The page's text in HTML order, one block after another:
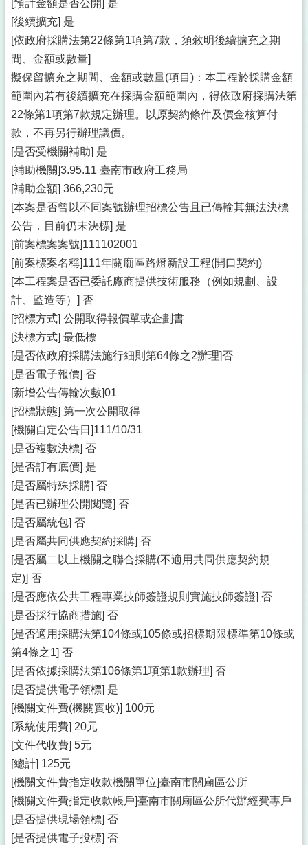
[預計金額是否公開] 是
[後續擴充] 是
[依政府採購法第22條第1項第7款，須敘明後續擴充之期
間、金額或數量]
擬保留擴充之期間、金額或數量(項目)：本工程於採購金額
範圍內若有後續擴充在採購金額範圍內，得依政府採購法第
22條第1項第7款規定辦理。以原契約條件及價金核算付
款，不再另行辦理議價。
[是否受機關補助] 是
[補助機關]3.95.11 臺南市政府工務局
[補助金額] 366,230元
[本案是否曾以不同案號辦理招標公告且已傳輸其無法決標
公告，目前仍未決標] 是
[前案標案案號]111102001
[前案標案名稱]111年關廟區路燈新設工程(開口契約)
[本工程案是否已委託廠商提供技術服務（例如規劃、設
計、監造等）] 否
[招標方式] 公開取得報價單或企劃書
[決標方式] 最低標
[是否依政府採購法施行細則第64條之2辦理]否
[是否電子報價] 否
[新增公告傳輸次數]01
[招標狀態] 第一次公開取得
[機關自定公告日]111/10/31
[是否複數決標] 否
[是否訂有底價] 是
[是否屬特殊採購] 否
[是否已辦理公開閱覽] 否
[是否屬統包] 否
[是否屬共同供應契約採購] 否
[是否屬二以上機關之聯合採購(不適用共同供應契約規
定)] 否
[是否應依公共工程專業技師簽證規則實施技師簽證] 否
[是否採行協商措施] 否
[是否適用採購法第104條或105條或招標期限標準第10條或
第4條之1] 否
[是否依據採購法第106條第1項第1款辦理] 否
[是否提供電子領標] 是
[機關文件費(機關實收)] 100元
[系統使用費] 20元
[文件代收費] 5元
[總計] 125元
[機關文件費指定收款機關單位]臺南市關廟區公所
[機關文件費指定收款帳戶]臺南市關廟區公所代辦經費專戶
[是否提供現場領標] 否
[是否提供電子投標] 否